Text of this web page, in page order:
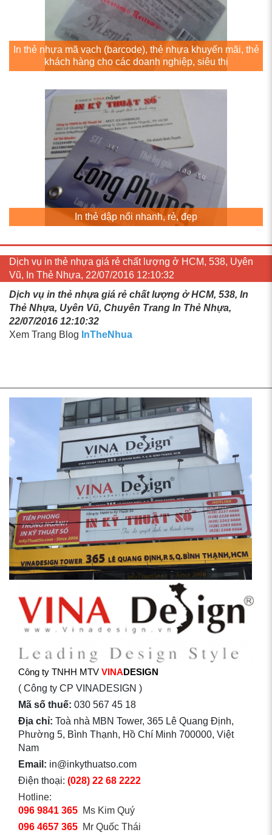
In thẻ nhựa mã vạch (barcode), thẻ nhựa khuyến mãi, thẻ
khách hàng cho các doanh nghiệp, siêu thị
In thẻ dập nổi nhanh, rẻ, đẹp
Dịch vụ in thẻ nhựa giá rẻ chất lượng ở HCM, 538, Uyên
Vũ, In Thẻ Nhựa, 22/07/2016 12:10:32
Dịch vụ in thẻ nhựa giá rẻ chất lượng ở HCM, 538, In
Thẻ Nhựa, Uyên Vũ, Chuyên Trang In Thẻ Nhựa,
22/07/2016 12:10:32
Xem Trang Blog InTheNhua
Công ty TNHH MTV VINADESIGN
( Công ty CP VINADESIGN )
Mã số thuế: 030 567 45 18
Địa chỉ: Toà nhà MBN Tower, 365 Lê Quang Định,
Phường 5, Bình Thạnh, Hồ Chí Minh 700000, Việt
Nam
Email: in@inkythuatso.com
Điện thoại: (028) 22 68 2222
Hotline:
096 9841 365 Ms Kim Quý
096 4657 365 Mr Quốc Thái